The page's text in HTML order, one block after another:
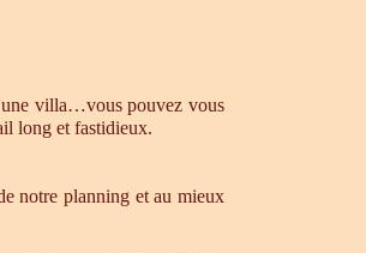
villa…vous pouvez vous
long et fastidieux.
notre planning et au mieux